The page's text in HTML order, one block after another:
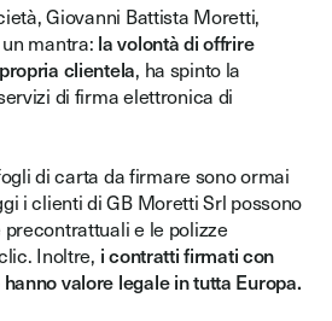
Giovanni Battista Moretti,
mantra: la volontà di offrire
clientela, ha spinto la
di firma elettronica di
di carta da firmare sono ormai
i clienti di GB Moretti Srl possono
e le polizze
Inoltre, i contratti firmati con
valore legale in tutta Europa.